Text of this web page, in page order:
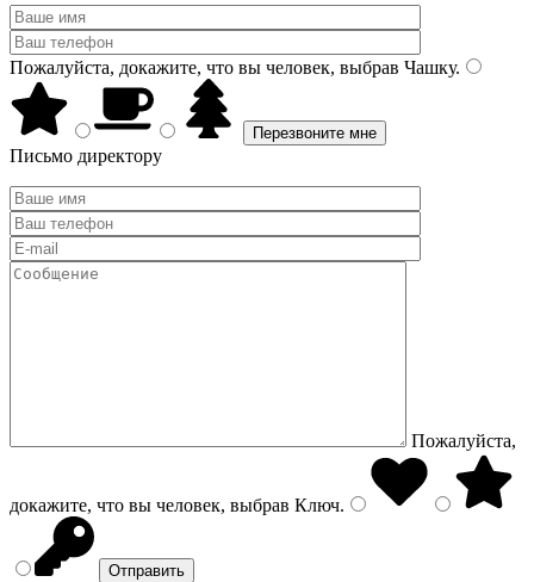
Пожалуйста, докажите, что вы человек, выбрав Чашку.
Письмо директору
Пожалуйста,
докажите, что вы человек, выбрав Ключ.